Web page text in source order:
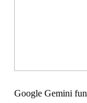
Google Gemini